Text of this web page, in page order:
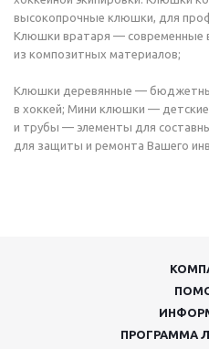
высокопрочные клюшки, для
Клюшки вратаря — современные
из композитных материалов;
Клюшки деревянные —
в хоккей; Мини клюшки —
и трубы — элементы для
для защиты и ремонта Вашего
ПРОГРАММА